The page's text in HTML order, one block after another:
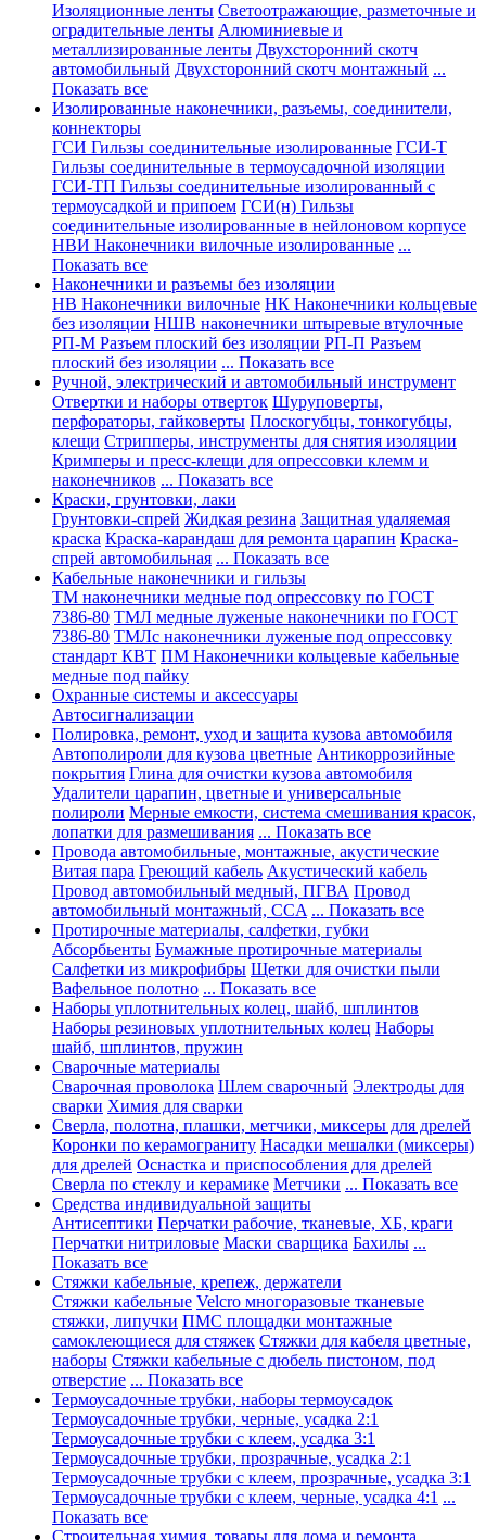
Изоляционные ленты Светоотражающие, разметочные и
оградительные ленты Алюминиевые и
металлизированные ленты Двухсторонний скотч
автомобильный Двухсторонний скотч монтажный ...
Показать все
Изолированные наконечники, разъемы, соединители,
коннекторы
ГСИ Гильзы соединительные изолированные ГСИ-Т
Гильзы соединительные в термоусадочной изоляции
ГСИ-ТП Гильзы соединительные изолированный с
термоусадкой и припоем ГСИ(н) Гильзы
соединительные изолированные в нейлоновом корпусе
НВИ Наконечники вилочные изолированные ...
Показать все
Наконечники и разъемы без изоляции
НВ Наконечники вилочные НК Наконечники кольцевые
без изоляции НШВ наконечники штыревые втулочные
РП-М Разъем плоский без изоляции РП-П Разъем
плоский без изоляции ... Показать все
Ручной, электрический и автомобильный инструмент
Отвертки и наборы отверток Шуруповерты,
перфораторы, гайковерты Плоскогубцы, тонкогубцы,
клещи Стрипперы, инструменты для снятия изоляции
Кримперы и пресс-клещи для опрессовки клемм и
наконечников ... Показать все
Краски, грунтовки, лаки
Грунтовки-спрей Жидкая резина Защитная удаляемая
краска Краска-карандаш для ремонта царапин Краска-
спрей автомобильная ... Показать все
Кабельные наконечники и гильзы
ТМ наконечники медные под опрессовку по ГОСТ
7386-80 ТМЛ медные луженые наконечники по ГОСТ
7386-80 ТМЛс наконечники луженые под опрессовку
стандарт КВТ ПМ Наконечники кольцевые кабельные
медные под пайку
Охранные системы и аксессуары
Автосигнализации
Полировка, ремонт, уход и защита кузова автомобиля
Автополироли для кузова цветные Антикоррозийные
покрытия Глина для очистки кузова автомобиля
Удалители царапин, цветные и универсальные
полироли Мерные емкости, система смешивания красок,
лопатки для размешивания ... Показать все
Провода автомобильные, монтажные, акустические
Витая пара Греющий кабель Акустический кабель
Провод автомобильный медный, ПГВА Провод
автомобильный монтажный, CCA ... Показать все
Протирочные материалы, салфетки, губки
Абсорбьенты Бумажные протирочные материалы
Салфетки из микрофибры Щетки для очистки пыли
Вафельное полотно ... Показать все
Наборы уплотнительных колец, шайб, шплинтов
Наборы резиновых уплотнительных колец Наборы
шайб, шплинтов, пружин
Сварочные материалы
Сварочная проволока Шлем сварочный Электроды для
сварки Химия для сварки
Сверла, полотна, плашки, метчики, миксеры для дрелей
Коронки по керамограниту Насадки мешалки (миксеры)
для дрелей Оснастка и приспособления для дрелей
Сверла по стеклу и керамике Метчики ... Показать все
Средства индивидуальной защиты
Антисептики Перчатки рабочие, тканевые, ХБ, краги
Перчатки нитриловые Маски сварщика Бахилы ...
Показать все
Стяжки кабельные, крепеж, держатели
Стяжки кабельные Velcro многоразовые тканевые
стяжки, липучки ПМС площадки монтажные
самоклеющиеся для стяжек Стяжки для кабеля цветные,
наборы Стяжки кабельные с дюбель пистоном, под
отверстие ... Показать все
Термоусадочные трубки, наборы термоусадок
Термоусадочные трубки, черные, усадка 2:1
Термоусадочные трубки с клеем, усадка 3:1
Термоусадочные трубки, прозрачные, усадка 2:1
Термоусадочные трубки с клеем, прозрачные, усадка 3:1
Термоусадочные трубки с клеем, черные, усадка 4:1 ...
Показать все
Строительная химия, товары для дома и ремонта